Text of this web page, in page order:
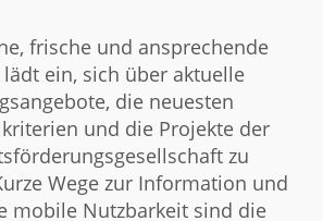
frische und ansprechende
ein, sich über aktuelle
die neuesten
und die Projekte der
zu
Wege zur Information und
mobile Nutzbarkeit sind die